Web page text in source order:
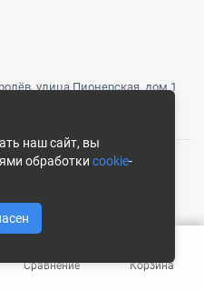
улица Пионерская, дом 1
Сайт носит информационный
определяемой
наш сайт, вы
обработки cookie-
Сравнение Корзина